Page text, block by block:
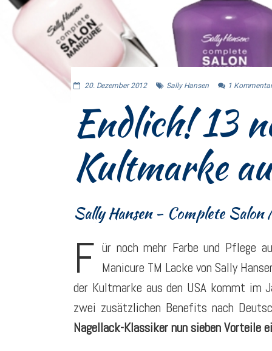
20. Dezember 2012 Sally Hansen 1
Endlich! 13
Kultmarke
Sally Hansen - Complete Salon
F ür noch mehr Farbe und Pflege
Manicure TM Lacke von Sally
der Kultmarke aus den USA kommt im
zwei zusätzlichen Benefits nach
Nagellack-Klassiker nun sieben Vorteile